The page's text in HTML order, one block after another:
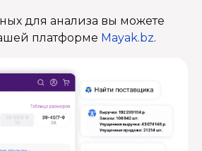
для анализа вы можете
платформе Mayak.bz.